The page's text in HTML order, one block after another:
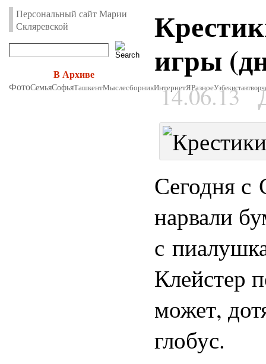
Персональный сайт Марии
Скляревской
В Архиве
ФотоСемьяСофьяТашкентМыслесборникИнтернетЯРазноеУзбекистан
игры
14.06.13
Сегодня с
нарвали
с
Клейстер
может,
глобус.